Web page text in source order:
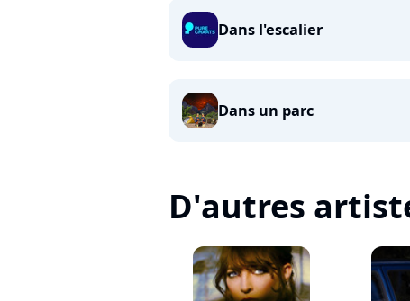
Dans l'escalier
Dans un parc
D'autres